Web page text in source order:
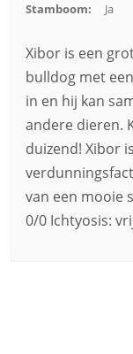
Stamboom: Ja
Xibor is een
bulldog met
in en hij kan
andere dieren.
duizend! Xibor
van een mooie
0/0 Ichtyosis: